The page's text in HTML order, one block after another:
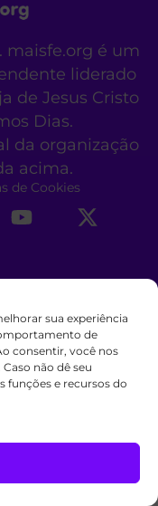
sua experiência
de
consentir, você nos
não dê seu
funções e recursos do
maisfe.org é um
liderado
de Jesus Cristo
Dias.
da organização
acima.
de Cookies